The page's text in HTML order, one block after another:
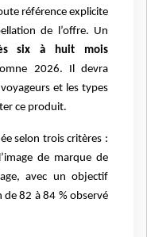
référence explicite
de l’offre. Un
six à huit mois
2026. Il devra
et les types
ce produit.
selon trois critères :
de marque de
avec un objectif
82 à 84 % observé